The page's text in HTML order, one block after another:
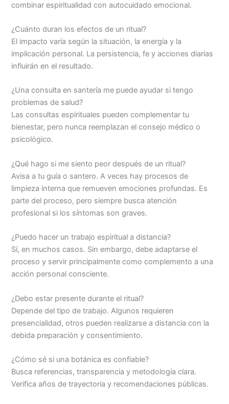
combinar espiritualidad con autocuidado emocional.
¿Cuánto duran los efectos de un ritual?
El impacto varía según la situación, la energía y la
implicación personal. La persistencia, fe y acciones diarias
influirán en el resultado.
¿Una consulta en santería me puede ayudar si tengo
problemas de salud?
Las consultas espirituales pueden complementar tu
bienestar, pero nunca reemplazan el consejo médico o
psicológico.
¿Qué hago si me siento peor después de un ritual?
Avisa a tu guía o santero. A veces hay procesos de
limpieza interna que remueven emociones profundas. Es
parte del proceso, pero siempre busca atención
profesional si los síntomas son graves.
¿Puedo hacer un trabajo espiritual a distancia?
Sí, en muchos casos. Sin embargo, debe adaptarse el
proceso y servir principalmente como complemento a una
acción personal consciente.
¿Debo estar presente durante el ritual?
Depende del tipo de trabajo. Algunos requieren
presencialidad, otros pueden realizarse a distancia con la
debida preparación y consentimiento.
¿Cómo sé si una botánica es confiable?
Busca referencias, transparencia y metodología clara.
Verifica años de trayectoria y recomendaciones públicas.